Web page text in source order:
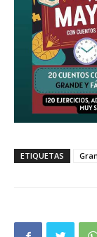
ETIQUETAS